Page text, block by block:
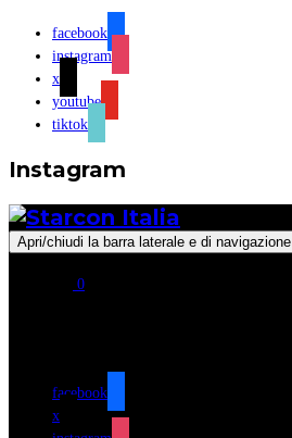
facebook
instagram
x
youtube
tiktok
Instagram
Apri/chiudi la barra laterale e di navigazione
0
facebook
x